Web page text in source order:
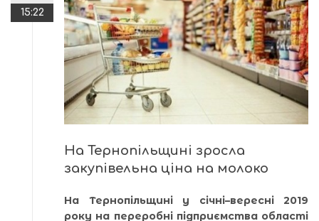
15:22
На Тернопільщині зросла
закупівельна ціна на молоко
На Тернопільщині у січні–вересні 2019
року на переробні підприємства області